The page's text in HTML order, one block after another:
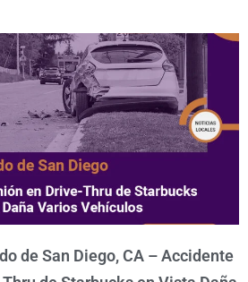
de San Diego, CA – Accidente